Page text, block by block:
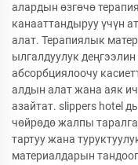
алардын өзгөчө
канааттандыруу үчүн
алат. Терапиялык
ылгалдуулук
абсорбциялоочу
алдын алат жана аяк
азайтат. slippers hotel
чөйрөдө жалпы
тартуу жана
материалдарын